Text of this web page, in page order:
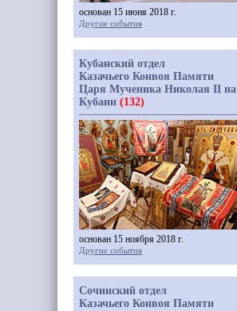
основан 15 июня 2018 г.
Другие события
Кубанский отдел
Казачьего Конвоя Памяти
Царя Мученика Николая II на
Кубани (132)
основан 15 ноября 2018 г.
Другие события
Сочинский отдел
Казачьего Конвоя Памяти